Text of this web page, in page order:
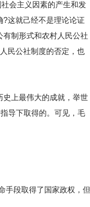
会主义因素的产生和发
?这就己经不是理论论证
制形式和农村人民公社
民公社制度的否定，也
史上最伟大的成就，举世
导下取得的。可见，毛
手段取得了国家政权，但